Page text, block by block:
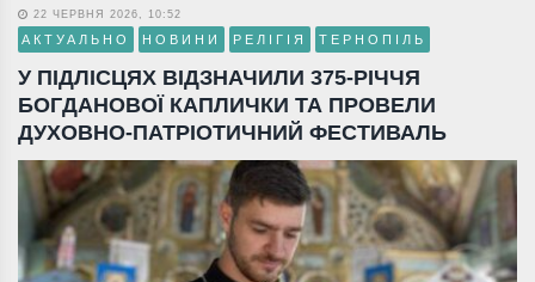
22 ЧЕРВНЯ 2026, 10:52
АКТУАЛЬНО НОВИНИ РЕЛІГІЯ ТЕРНОПІЛЬ
У ПІДЛІСЦЯХ ВІДЗНАЧИЛИ 375-РІЧЧЯ
БОГДАНОВОЇ КАПЛИЧКИ ТА ПРОВЕЛИ
ДУХОВНО-ПАТРІОТИЧНИЙ ФЕСТИВАЛЬ